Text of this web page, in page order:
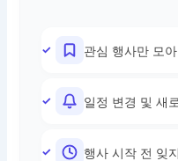
관심 행사만 모
일정 변경 및 새
행사 시작 전 잊